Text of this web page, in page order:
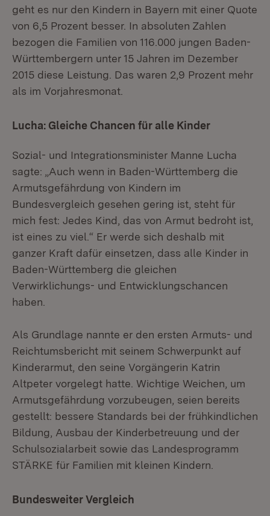
geht es nur den Kindern in Bayern mit einer Quote
von 6,5 Prozent besser. In absoluten Zahlen
bezogen die Familien von 116.000 jungen Baden-
Württembergern unter 15 Jahren im Dezember
2015 diese Leistung. Das waren 2,9 Prozent mehr
als im Vorjahresmonat.
Lucha: Gleiche Chancen für alle Kinder
Sozial- und Integrationsminister Manne Lucha
sagte: „Auch wenn in Baden-Württemberg die
Armutsgefährdung von Kindern im
Bundesvergleich gesehen gering ist, steht für
mich fest: Jedes Kind, das von Armut bedroht ist,
ist eines zu viel.“ Er werde sich deshalb mit
ganzer Kraft dafür einsetzen, dass alle Kinder in
Baden-Württemberg die gleichen
Verwirklichungs- und Entwicklungschancen
haben.
Als Grundlage nannte er den ersten Armuts- und
Reichtumsbericht mit seinem Schwerpunkt auf
Kinderarmut, den seine Vorgängerin Katrin
Altpeter vorgelegt hatte. Wichtige Weichen, um
Armutsgefährdung vorzubeugen, seien bereits
gestellt: bessere Standards bei der frühkindlichen
Bildung, Ausbau der Kinderbetreuung und der
Schulsozialarbeit sowie das Landesprogramm
STÄRKE für Familien mit kleinen Kindern.
Bundesweiter Vergleich